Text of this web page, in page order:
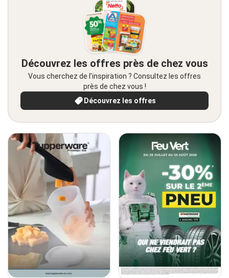
Découvrez les offres près de chez vous
Vous cherchez de l’inspiration ? Consultez les offres
près de chez vous !
Découvrez les offres